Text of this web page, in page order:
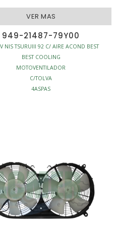
VER MAS
949-21487-79Y00
NIS TSURUIII 92 C/ AIRE ACOND BEST
BEST COOLING
MOTOVENTILADOR
C/TOLVA
4ASPAS